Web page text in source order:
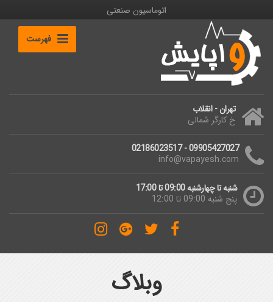
اتوماسیون صنعتی
فهرست
تهران - انقلاب
خ کارگر شمالی
09905427027 - 02186023517
info@vapayesh.com
شنبه تا چهارشنبه 09:00 تا 17:00
پنج شنبه 09:00 تا 12:00
وبلاگ